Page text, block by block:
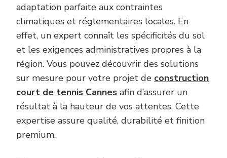
adaptation parfaite aux contraintes
climatiques et réglementaires locales. En
effet, un expert connaît les spécificités du sol
et les exigences administratives propres à la
région. Vous pouvez découvrir des solutions
sur mesure pour votre projet de construction
court de tennis Cannes afin d’assurer un
résultat à la hauteur de vos attentes. Cette
expertise assure qualité, durabilité et finition
premium.